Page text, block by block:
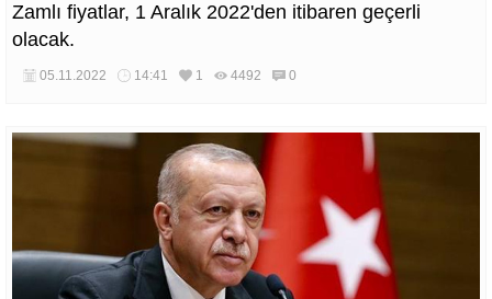
Zamlı fiyatlar, 1 Aralık 2022'den itibaren geçerli
olacak.
05.11.2022 14:41 1 4492 0